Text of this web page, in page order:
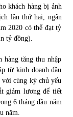
khách hàng bị ảnh
lần thứ hai, ngân
2020 có thể đạt tỷ
tỷ đồng).
tăng thu nhập
từ kinh doanh đầu
cùng kỳ chủ yếu
giảm lương để tiết
6 tháng đầu năm
năm.